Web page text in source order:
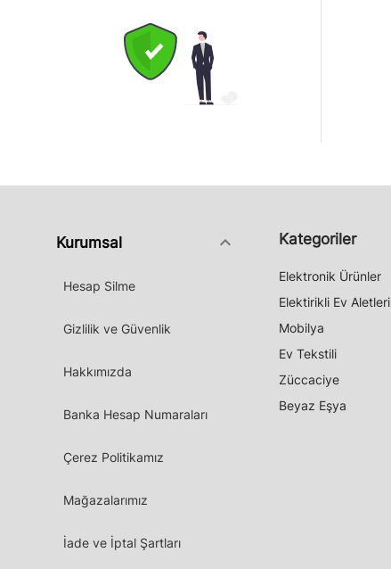
Kurumsal keyboard_arrow_down
Hesap Silme
Gizlilik ve Güvenlik
Hakkımızda
Banka Hesap Numaraları
Çerez Politikamız
Mağazalarımız
İade ve İptal Şartları
Kategoriler
Elektronik Ürünler
Elektirikli Ev Aletleri
Mobilya
Ev Tekstili
Züccaciye
Beyaz Eşya